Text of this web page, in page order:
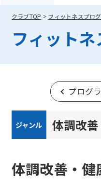
クラブTOP フィットネスプロ
フィット
プログ
ジャンル 体調改
体調改善・健